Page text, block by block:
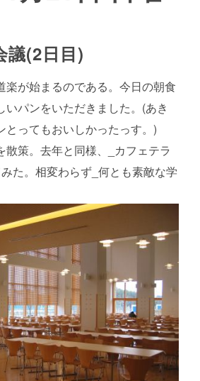
議(2日目)
楽が始まるのである。今日の朝食
いパンをいただきました。(あき
とってもおいしかったっす。)
散策。去年と同様、_カフェテラ
た。相変わらず_何とも素敵な学